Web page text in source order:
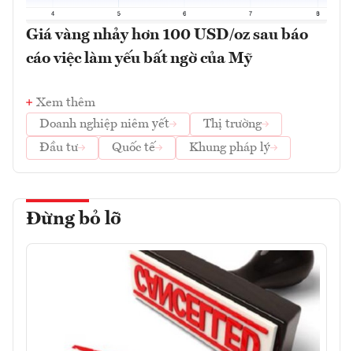
Giá vàng nhảy hơn 100 USD/oz sau báo
cáo việc làm yếu bất ngờ của Mỹ
Xem thêm
Doanh nghiệp niêm yết
Thị trường
Đầu tư
Quốc tế Khung pháp lý
Đừng bỏ lỡ